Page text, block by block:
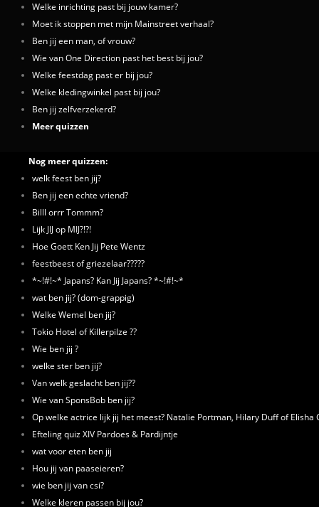
Welke inrichting past bij jouw kamer?
Moet ik stoppen met mijn Mainstreet verhaal?
Ben jij een man, of vrouw?
Wie van One Direction past het best bij jou?
Welke feestdag past er bij jou?
Welke kledingwinkel past bij jou?
Ben jij zelfverzekerd?
Meer quizzen
Nog meer quizzen:
welk feest ben jij?
Ben jij een echte vriend?
Billl orrr Tommm?
Lijk JIJ op MIJ?!?!
Hoe Goett Ken Jij Pete Wentz
feestbeest of griezelaar?????
*~!#!~* Japans? Kan Jij Japans? *~!#!~*
wat ben jij? (dom-grappig)
Welke Wemel ben jij?
Tokio Hotel of Killerpilze ??
Wie ben jij ?
welke ster ben jij?
Van welk geslacht ben jij??
Wie van SponsBob ben jij?
Op welke actrice lijk jij het meest? Natalie Portman, Hilary Duff of Elisha
Efteling quiz XIV Pardoes & Pardijntje
wat voor eten ben jij
Hou jij van paaseieren?
wie ben jij van csi?
Welke kleren passen bij jou?